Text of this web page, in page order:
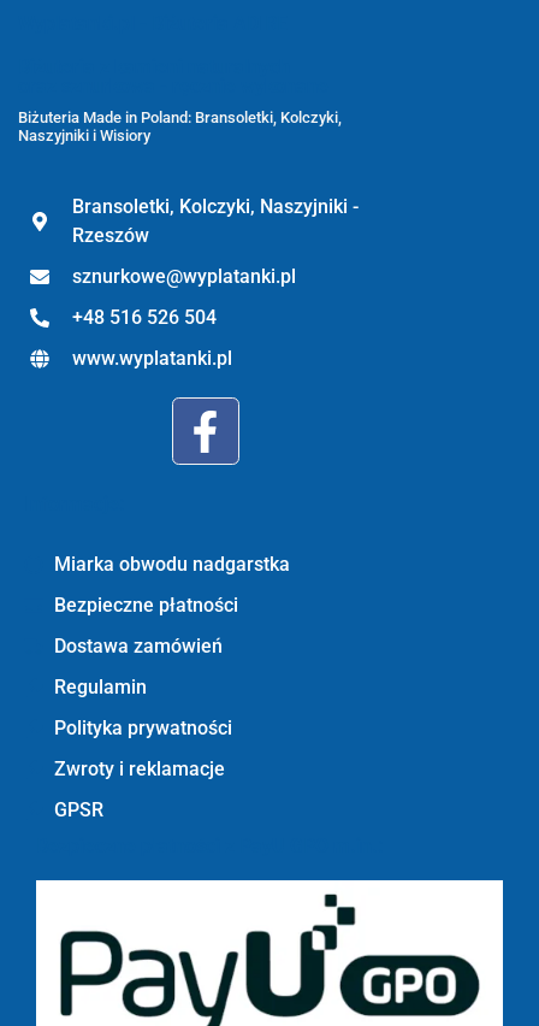
Biżuteria Made in Poland: Bransoletki, Kolczyki,
Naszyjniki i Wisiory
Bransoletki, Kolczyki, Naszyjniki -
Rzeszów
sznurkowe@wyplatanki.pl
+48 516 526 504
www.wyplatanki.pl
Miarka obwodu nadgarstka
Bezpieczne płatności
Dostawa zamówień
Regulamin
Polityka prywatności
Zwroty i reklamacje
GPSR